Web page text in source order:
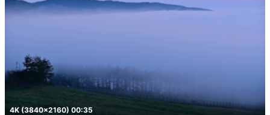
4K (3840x2160) 00:35